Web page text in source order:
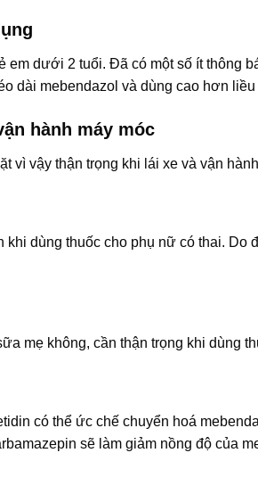
em dưới 2 tuổi. Đã có một số ít thông
dài mebendazol và dùng cao hơn
hành máy móc
vì vậy thận trọng khi lái xe và vận
khi dùng thuốc cho phụ nữ có thai. Do
mẹ không, cần thận trọng khi dùng
có thể ức chế chuyển hoá
sẽ làm giảm nồng độ của